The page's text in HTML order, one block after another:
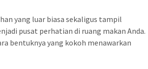
yang luar biasa sekaligus tampil
pusat perhatian di ruang makan Anda.
bentuknya yang kokoh menawarkan